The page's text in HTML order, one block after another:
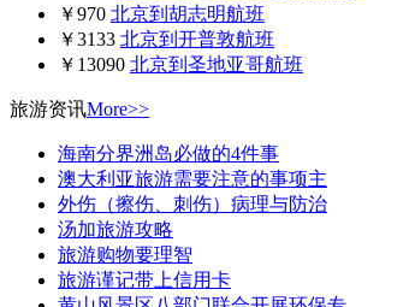
￥970 北京到胡志明航班
￥3133 北京到开普敦航班
￥13090 北京到圣地亚哥航班
旅游资讯More>>
海南分界洲岛必做的4件事
澳大利亚旅游需要注意的事项主
外伤（擦伤、刺伤）病理与防治
汤加旅游攻略
旅游购物要理智
旅游谨记带上信用卡